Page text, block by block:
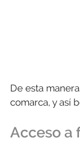
De esta
comarca, y así
Acceso a